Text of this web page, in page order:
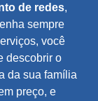
de redes,
sempre
você
descobrir o
da sua família
preço, e